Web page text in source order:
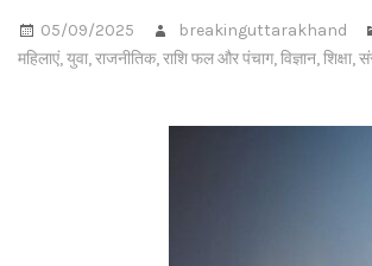
05/09/2025 breakinguttarakhand
महिलाएं,युवा,राजनीतिक,राशि फल और पंचाग,विज्ञान,शिक्षा,